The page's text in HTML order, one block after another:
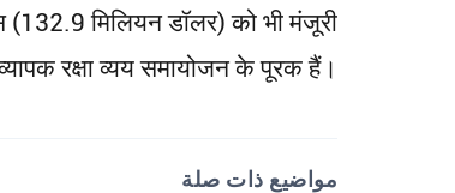
(132.9 मिलियन डॉलर) को भी मंजूरी
रक्षा व्यय समायोजन के पूरक हैं।
مواضيع ذات صلة